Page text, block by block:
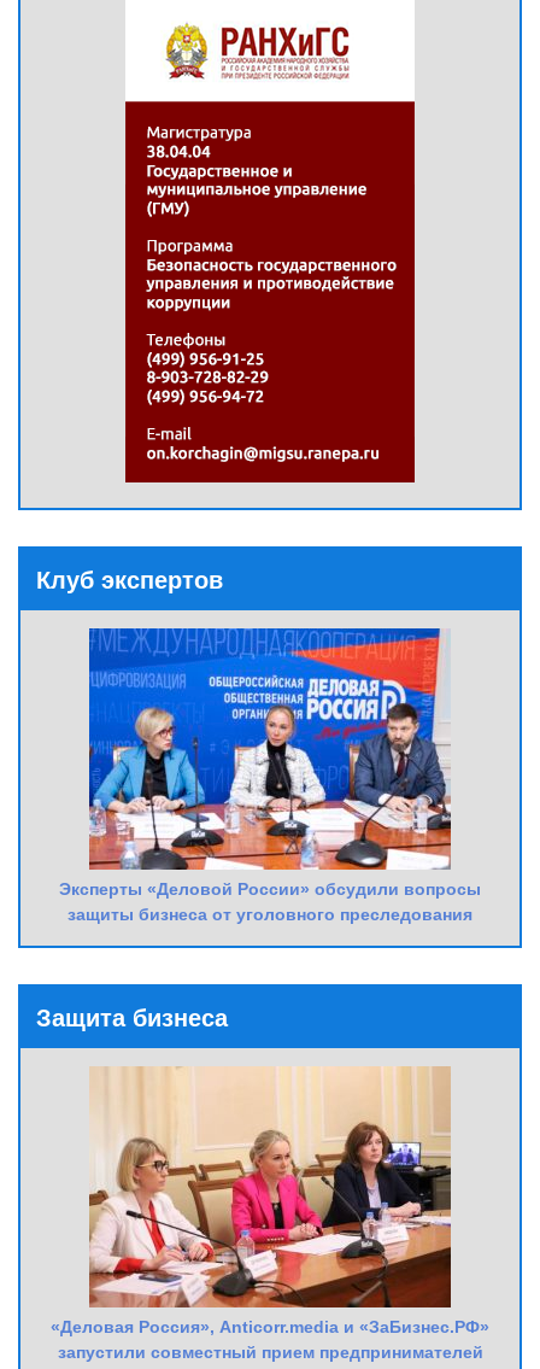
Клуб экспертов
Эксперты «Деловой России» обсудили вопросы
защиты бизнеса от уголовного преследования
Защита бизнеса
«Деловая Россия», Anticorr.media и «ЗаБизнес.РФ»
запустили совместный прием предпринимателей